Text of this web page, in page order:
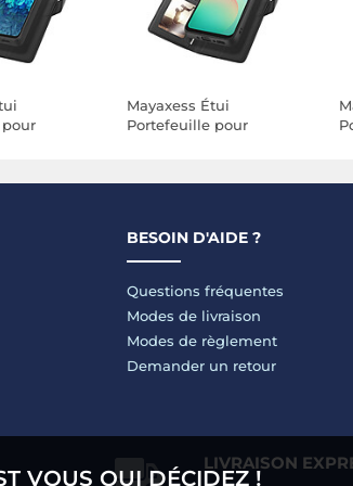
Mayaxess Étui
Portefeuille pour
Détachable Noir
BESOIN D'AIDE ?
Questions fréquentes
Modes de livraison
Modes de règlement
Demander un retour
LIVRAISON
VOUS QUI DÉCIDEZ !